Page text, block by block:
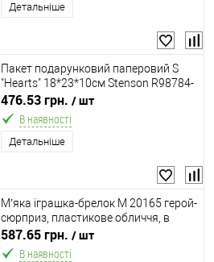
Детальніше
Пакет подарунковий паперовий S
"Hearts" 18*23*10см Stenson R98784-
S
476.53 грн. / шт
В наявності
Детальніше
М’яка іграшка-брелок M 20165 герой-
сюрприз, пластикове обличчя, в
пакеті, в коробці, ВИДАЄТЬСЯ МІКС
ВИДІВ
587.65 грн. / шт
В наявності